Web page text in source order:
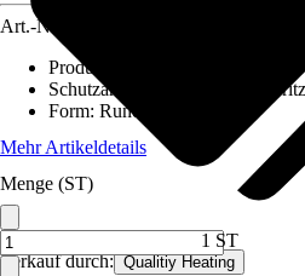
Verkauf durch: Qualitiy Heating
Art.-Nr.
Produktdetails
Schutzart
IP 54 (staub- und
Form: Rund
Mehr Artikeldetails
Menge (ST)
1 ST